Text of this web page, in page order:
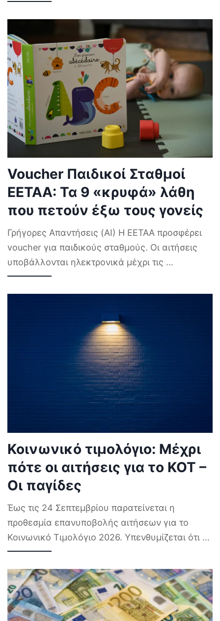
Voucher Παιδικοί Σταθμοί
ΕΕΤΑΑ: Τα 9 «κρυφά» λάθη
που πετούν έξω τους γονείς
Γρήγορες Απαντήσεις (AI) Η ΕΕΤΑΑ προσφέρει
voucher για παιδικούς σταθμούς. Οι αιτήσεις
υποβάλλονται ηλεκτρονικά μέχρι τις ...
Κοινωνικό τιμολόγιο: Μέχρι
πότε οι αιτήσεις για το ΚΟΤ –
Οι παγίδες
Έως τις 24 Σεπτεμβρίου παρατείνεται η
προθεσμία επανυποβολής αιτήσεων για το
Κοινωνικό Τιμολόγιο 2026. Υπενθυμίζεται ότι ...